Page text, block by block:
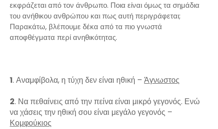
εκφράζεται από τον άνθρωπο. Ποια είναι όμως τα σημάδια
του ανήθικου ανθρώπου και πως αυτή περιγράφεται;
Παρακάτω, βλέπουμε δέκα από τα πιο γνωστά
αποφθέγματα περί ανηθικότητας.
1. Αναμφίβολα, η τύχη δεν είναι ηθική – Άγνωστος
2. Να πεθαίνεις από την πείνα είναι μικρό γεγονός. Ενώ
να χάσεις την ηθική σου είναι μεγάλο γεγονός –
Κομφούκιος